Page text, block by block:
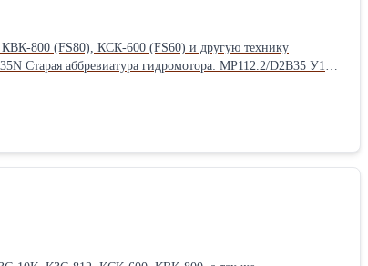
КВК-800 (FS80), КСК-600 (FS60) и другую технику
У1
а так же другими гидронасосами. Агрегаты в